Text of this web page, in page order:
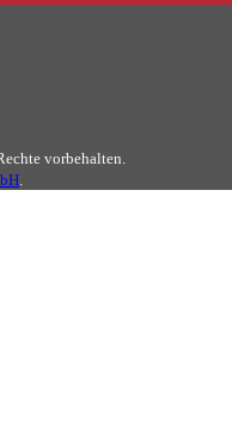
vorbehalten.